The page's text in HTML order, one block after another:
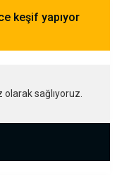
keşif yapıyor
sağlıyoruz.